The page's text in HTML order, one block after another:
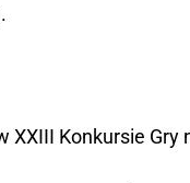
Konkursie